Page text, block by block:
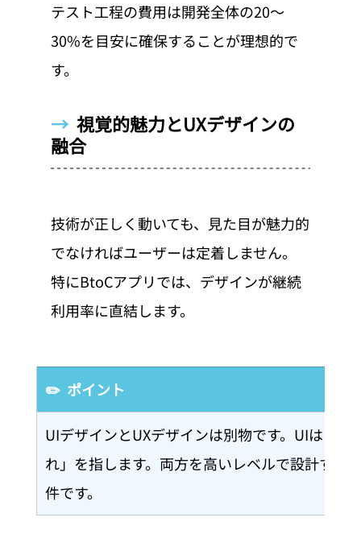
テスト工程の費用は開発全体の20〜
30%を目安に確保することが理想的で
す。
→ 視覚的魅力とUXデザインの
融合
技術が正しく動いても、見た目が魅力的
でなければユーザーは定着しません。
特にBtoCアプリでは、デザインが継続
利用率に直結します。
✏️  ポイント
UIデザインとUXデザインは別物です。UIは「見
れ」を指します。両方を高いレベルで設計する
件です。